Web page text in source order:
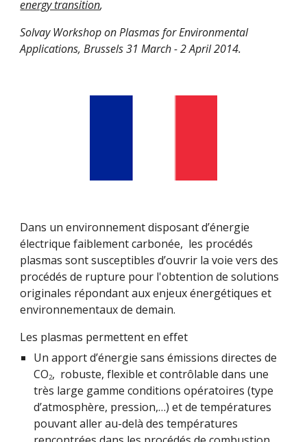
energy transition,
Solvay Workshop on Plasmas for Environmental
Applications, Brussels 31 March - 2 April 2014.
Dans un environnement disposant d’énergie
électrique faiblement carbonée,  les procédés
plasmas sont susceptibles d’ouvrir la voie vers des
procédés de rupture pour l'obtention de solutions
originales répondant aux enjeux énergétiques et
environnementaux de demain.
Les plasmas permettent en effet
Un apport d’énergie sans émissions directes de
CO2,  robuste, flexible et contrôlable dans une
très large gamme conditions opératoires (type
d’atmosphère, pression,…) et de températures
pouvant aller au-delà des températures